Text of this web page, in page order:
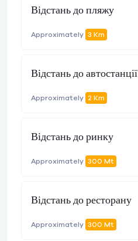
Відстань до пляжу
Approximately 3 Km
Відстань до автостанції
Approximately 2 Km
Відстань до ринку
Approximately 300 Mt
Відстань до ресторану
Approximately 300 Mt